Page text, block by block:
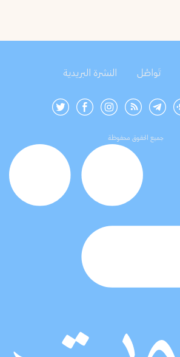
تَواصُل النشرة البريدية
جميع الحقوق محفوظة